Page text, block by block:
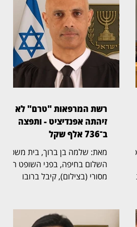
רשת המרפאות "טרם" לא
זיהתה אפנדיציט - ותפצה
ב־736 אלף שקל
מאת: שלמה בן ברוך, בית משפט
השלום בחיפה, בפני השופט הדר
מסורי (בצילום), קיבל ברובו
הרפואה הדחופה "טרם". בפסק